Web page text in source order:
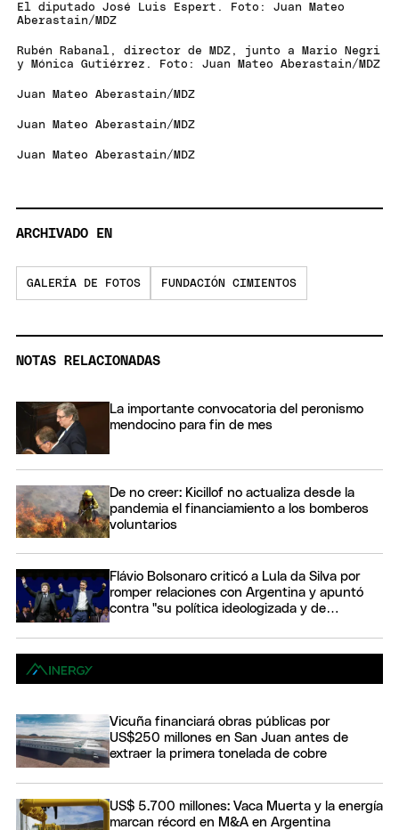
El diputado José Luis Espert. Foto: Juan Mateo
Aberastain/MDZ
Rubén Rabanal, director de MDZ, junto a Mario Negri
y Mónica Gutiérrez. Foto: Juan Mateo Aberastain/MDZ
Juan Mateo Aberastain/MDZ
Juan Mateo Aberastain/MDZ
Juan Mateo Aberastain/MDZ
ARCHIVADO EN
GALERÍA DE FOTOS FUNDACIÓN CIMIENTOS
NOTAS RELACIONADAS
La importante convocatoria del peronismo
mendocino para fin de mes
De no creer: Kicillof no actualiza desde la
pandemia el financiamiento a los bomberos
voluntarios
Flávio Bolsonaro criticó a Lula da Silva por
romper relaciones con Argentina y apuntó
contra "su política ideologizada y de
Vicuña financiará obras públicas por
US$250 millones en San Juan antes de
extraer la primera tonelada de cobre
US$ 5.700 millones: Vaca Muerta y la energía
marcan récord en M&A en Argentina